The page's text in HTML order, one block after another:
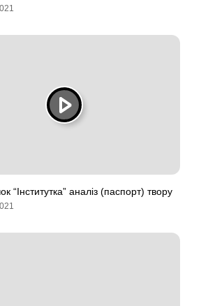
“Інститутка” аналіз (паспорт) твору